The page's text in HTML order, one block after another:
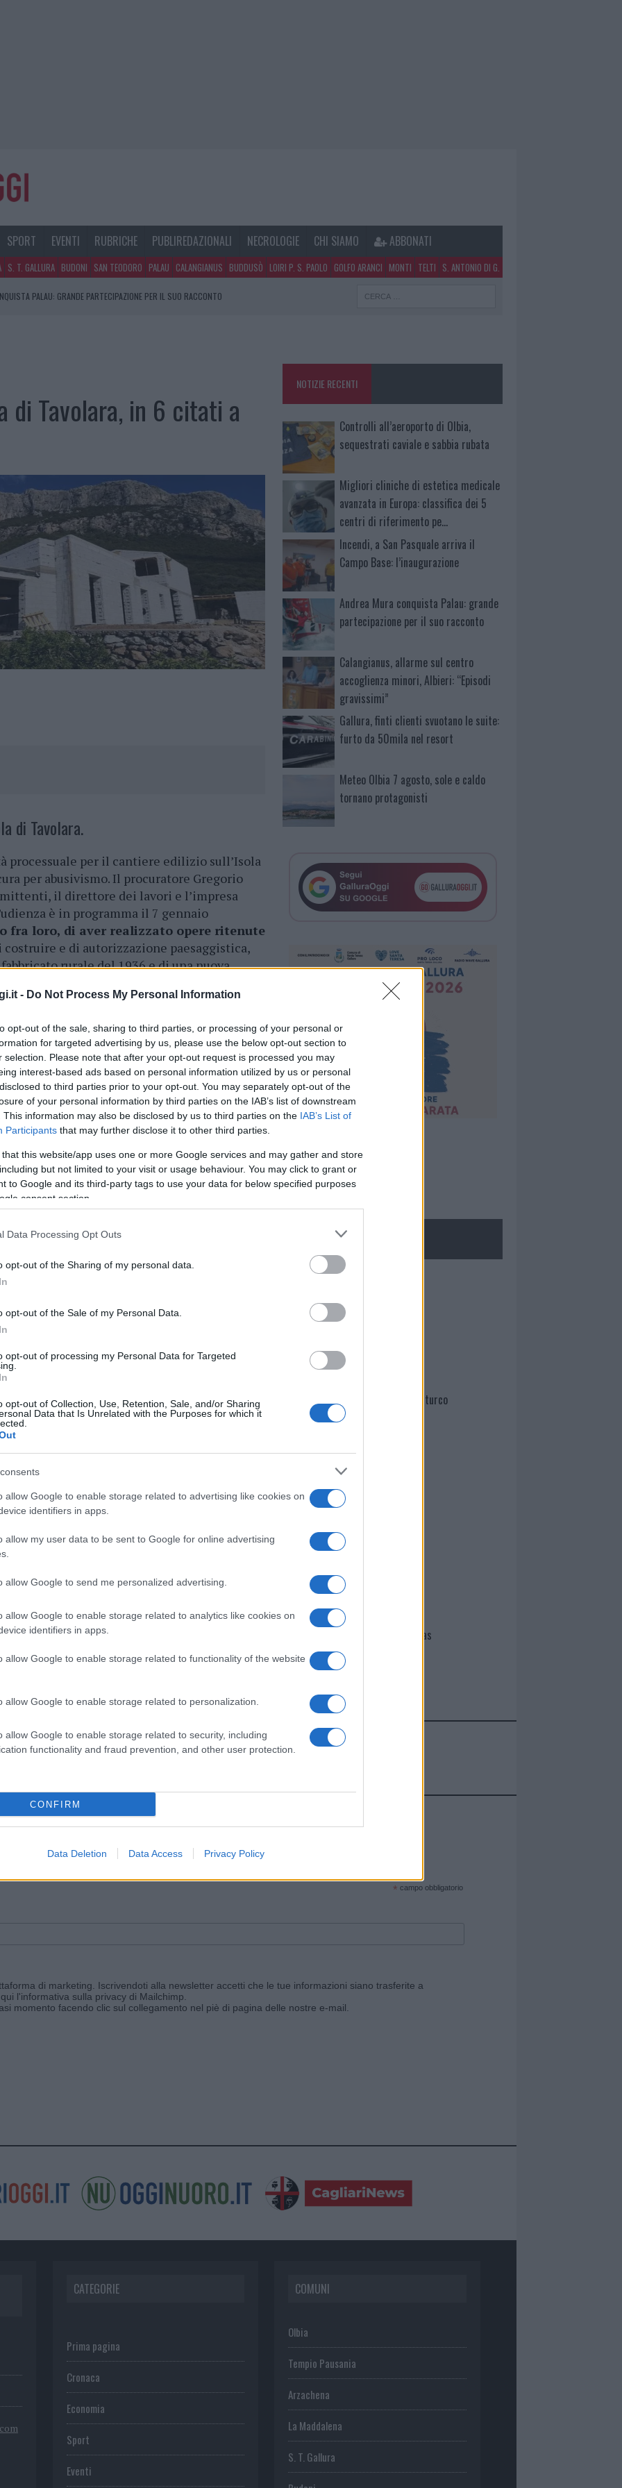
- Do Not Process My Personal Information
opt-out of the sale, sharing to third parties, or processing of your personal or
for targeted advertising by us, please use the below opt-out section to
selection. Please note that after your opt-out request is processed you may
interest-based ads based on personal information utilized by us or personal
to third parties prior to your opt-out. You may separately opt-out of the
of your personal information by third parties on the IAB’s list of downstream
This information may also be disclosed by us to third parties on the IAB’s List of
Participants that may further disclose it to other third parties.
that this website/app uses one or more Google services and may gather and store
but not limited to your visit or usage behaviour. You may click to grant or
to Google and its third-party tags to use your data for below specified purposes
consent section.
Data Processing Opt Outs
opt-out of the Sharing of my personal data.
opt-out of the Sale of my Personal Data.
opt-out of processing my Personal Data for Targeted
opt-out of Collection, Use, Retention, Sale, and/or Sharing
Data that Is Unrelated with the Purposes for which it
allow Google to enable storage related to advertising like cookies on
identifiers in apps.
allow my user data to be sent to Google for online advertising
allow Google to send me personalized advertising.
allow Google to enable storage related to analytics like cookies on
identifiers in apps.
allow Google to enable storage related to functionality of the website
allow Google to enable storage related to personalization.
allow Google to enable storage related to security, including
functionality and fraud prevention, and other user protection.
CONFIRM
Data Deletion Data Access Privacy Policy
SPORT EVENTI RUBRICHE PUBLIREDAZIONALI NECROLOGIE CHI SIAMO ABBONATI
S. T. GALLURA BUDONI SAN TEODORO PALAU CALANGIANUS BUDDUSÒ LOIRI P. S. PAOLO GOLFO ARANCI MONTI TELTI S. ANTONIO DI G.
PALAU: GRANDE PARTECIPAZIONE PER IL SUO RACCONTO
CAMPO BASE: L’INAUGURAZIONE
di Tavolara, in 6 citati a
di Tavolara.
processuale per il cantiere edilizio sull’Isola
per abusivismo. Il procuratore Gregorio
il direttore dei lavori e l’impresa
è in programma il 7 gennaio
fra loro, di aver realizzato opere ritenute
costruire e di autorizzazione paesaggistica,
rurale del 1936 e di una nuova
unico Comune Olbia.
convalidato il 13 settembre 2019 il
rurale era stata trasformata in una villa di
in corso di completamento a un centinaio
procura e carabinieri erano partite
Giuridico onlus,che, su
aveva inoltrato una specifica istanza di
Giuridico onlus, qualificata come
presenterà istanza di costituzione di parte
cliccandoqui
nella sezione
Prossimo articolo
NOTIZIE RECENTI
Controlli all’aeroporto di Olbia,
sequestrati caviale e sabbia rubata
Migliori cliniche di estetica medicale
avanzata in Europa: classifica dei 5
centri di riferimento pe…
Incendi, a San Pasquale arriva il
Campo Base: l’inaugurazione
Andrea Mura conquista Palau: grande
partecipazione per il suo racconto
Calangianus, allarme sul centro
accoglienza minori, Albieri: “Episodi
gravissimi”
Gallura, finti clienti svuotano le suite:
furto da 50mila nel resort
Meteo Olbia 7 agosto, sole e caldo
tornano protagonisti
NECROLOGIE
Martina Agostina Diturco
I nostri cari
I nostri cari
Giovannimaria Cabras
Invia un Comunicato Stampa|Pubblicità|Segnala
e ricevi le nostre email periodiche contenenti le ultime notizie pubblicate sul sito web!
* campo obbligatorio
di marketing. Iscrivendoti alla newsletter accetti che le tue informazioni siano trasferite a
l'informativa sulla privacy di Mailchimp
momento facendo clic sul collegamento nel piè di pagina delle nostre e-mail.
CATEGORIE
Prima pagina
Cronaca
Economia
Sport
Eventi
COMUNI
Olbia
Tempio Pausania
Arzachena
La Maddalena
S. T. Gallura